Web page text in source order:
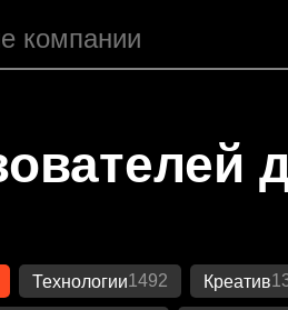
Технологии1492 Креатив